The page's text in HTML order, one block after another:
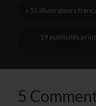
« 15 illustrateurs
19 publicités
5